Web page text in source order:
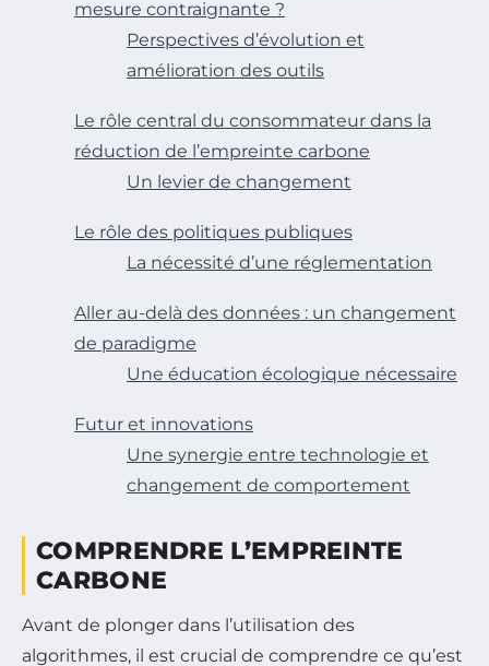
mesure contraignante ?
Perspectives d’évolution et
amélioration des outils
Le rôle central du consommateur dans la
réduction de l’empreinte carbone
Un levier de changement
Le rôle des politiques publiques
La nécessité d’une réglementation
Aller au-delà des données : un changement
de paradigme
Une éducation écologique nécessaire
Futur et innovations
Une synergie entre technologie et
changement de comportement
COMPRENDRE L’EMPREINTE
CARBONE
Avant de plonger dans l’utilisation des
algorithmes, il est crucial de comprendre ce qu’est